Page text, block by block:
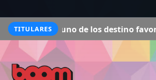
TITULARES
uno de los destino favoritos del